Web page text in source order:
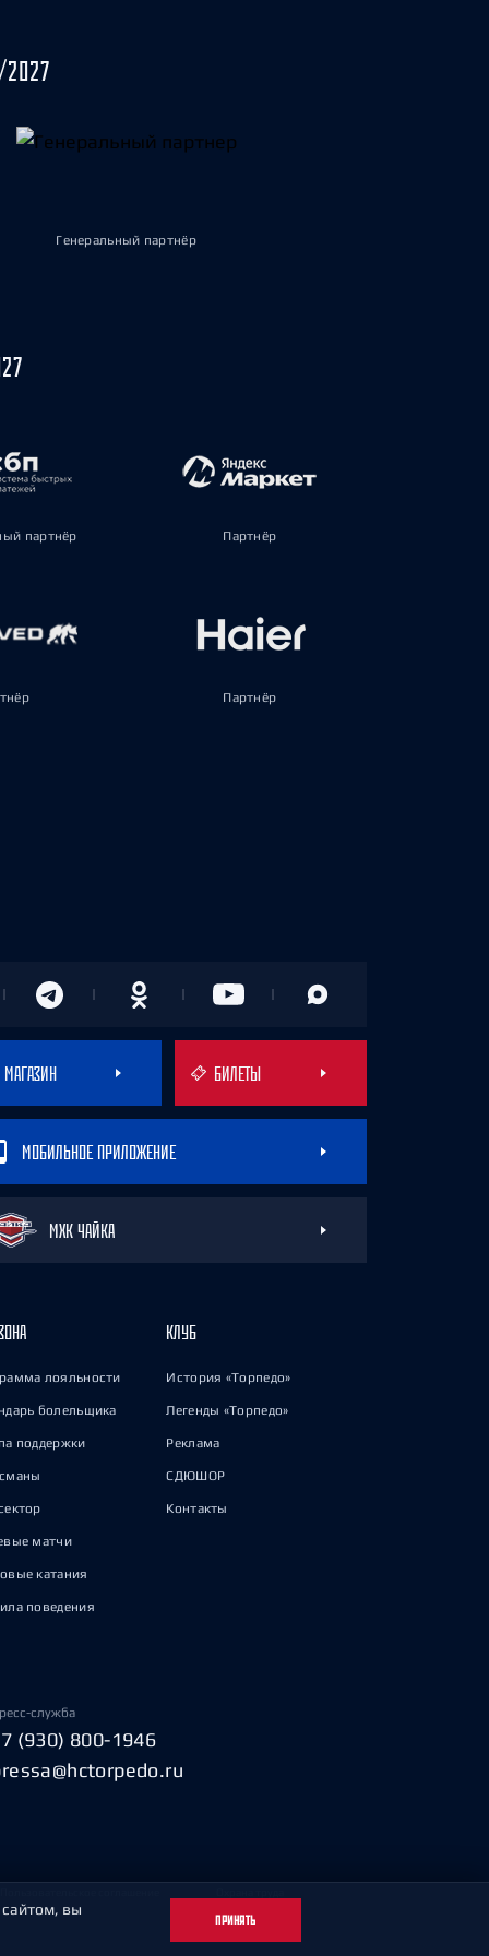
Генеральный партнёр
партнёр Партнёр
Партнёр
МАГАЗИН БИЛЕТЫ
МОБИЛЬНОЕ ПРИЛОЖЕНИЕ
МХК ЧАЙКА
лояльности
болельщика
поддержки
матчи
катания
поведения
КЛУБ
История «Торпедо»
Легенды «Торпедо»
Реклама
СДЮШОР
Контакты
служба
(930) 800-1946
сайтом, вы
ПРИНЯТЬ